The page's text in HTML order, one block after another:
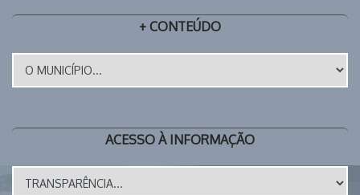
+ CONTEÚDO
ACESSO À INFORMAÇÃO